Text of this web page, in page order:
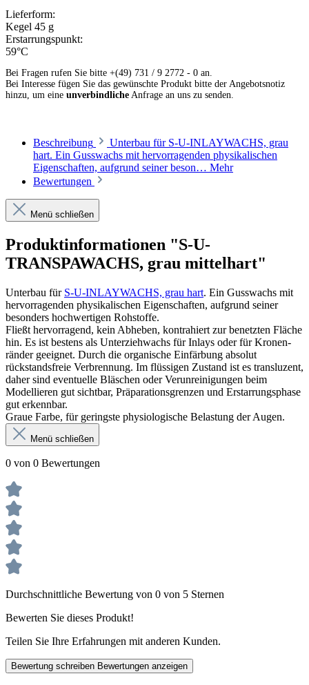
Lieferform:
Kegel 45 g
Erstarrungspunkt:
59°C
Bei Fragen rufen Sie bitte +(49) 731 / 9 2772 - 0 an.
Bei Interesse fügen Sie das gewünschte Produkt bitte der Angebotsnotiz
hinzu, um eine unverbindliche Anfrage an uns zu senden.
Beschreibung
Unterbau für S-U-INLAYWACHS, grau
hart. Ein Gusswachs mit hervorragenden physikalischen
Eigenschaften, aufgrund seiner beson… Mehr
Bewertungen
Menü schließen
Produktinformationen "S-U-
TRANSPAWACHS, grau mittelhart"
Unterbau für S-U-INLAYWACHS, grau hart. Ein Gusswachs mit
hervorragenden physikalischen Eigenschaften, aufgrund seiner
besonders hochwertigen Rohstoffe.
Fließt hervorragend, kein Abheben, kontrahiert zur benetzten Fläche
hin. Es ist bestens als Unterziehwachs für Inlays oder für Kronen­
ränder geeignet. Durch die organische Einfärbung absolut
rückstandsfreie Verbrennung. Im flüssigen Zustand ist es transluzent,
daher sind eventuelle Bläschen oder Verunreinigungen beim
Modellieren gut sichtbar, Präpara­tionsgrenzen und Erstarrungsphase
gut erkennbar.
Graue Farbe, für geringste physiologische Belastung der Augen.
Menü schließen
0 von 0 Bewertungen
Durchschnittliche Bewertung von 0 von 5 Sternen
Bewerten Sie dieses Produkt!
Teilen Sie Ihre Erfahrungen mit anderen Kunden.
Bewertung schreiben Bewertungen anzeigen